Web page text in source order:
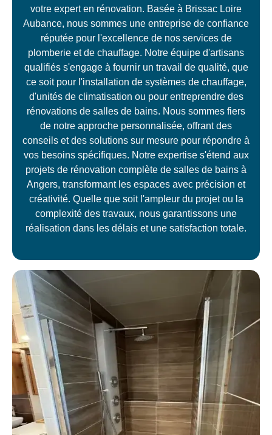
votre expert en rénovation. Basée à Brissac Loire
Aubance, nous sommes une entreprise de confiance
réputée pour l'excellence de nos services de
plomberie et de chauffage. Notre équipe d'artisans
qualifiés s'engage à fournir un travail de qualité, que
ce soit pour l'installation de systèmes de chauffage,
d'unités de climatisation ou pour entreprendre des
rénovations de salles de bains. Nous sommes fiers
de notre approche personnalisée, offrant des
conseils et des solutions sur mesure pour répondre à
vos besoins spécifiques. Notre expertise s'étend aux
projets de rénovation complète de salles de bains à
Angers, transformant les espaces avec précision et
créativité. Quelle que soit l'ampleur du projet ou la
complexité des travaux, nous garantissons une
réalisation dans les délais et une satisfaction totale.